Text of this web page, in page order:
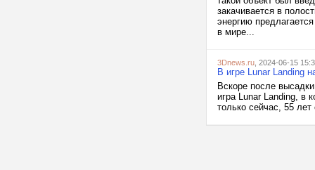
закачивается в
энергию
в мире...
3Dnews.ru , 2024-06-15
В игре Lunar Landing
Вскоре после
игра Lunar Landing, в
только сейчас, 55